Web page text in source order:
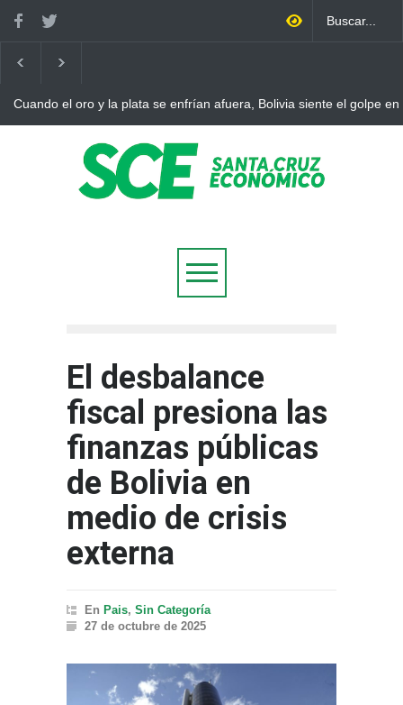
Cuando el oro y la plata se enfrían afuera, Bolivia siente el golpe en
El desbalance
fiscal presiona las
finanzas públicas
de Bolivia en
medio de crisis
externa
En Pais, Sin Categoría
27 de octubre de 2025